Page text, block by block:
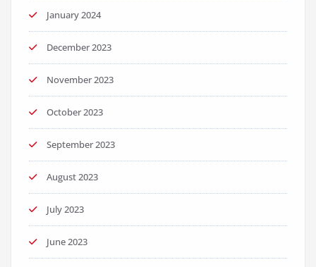
January 2024
December 2023
November 2023
October 2023
September 2023
August 2023
July 2023
June 2023